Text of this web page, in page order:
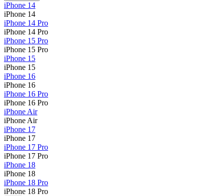
iPhone 14
iPhone 14
iPhone 14 Pro
iPhone 14 Pro
iPhone 15 Pro
iPhone 15 Pro
iPhone 15
iPhone 15
iPhone 16
iPhone 16
iPhone 16 Pro
iPhone 16 Pro
iPhone Air
iPhone Air
iPhone 17
iPhone 17
iPhone 17 Pro
iPhone 17 Pro
iPhone 18
iPhone 18
iPhone 18 Pro
iPhone 18 Pro